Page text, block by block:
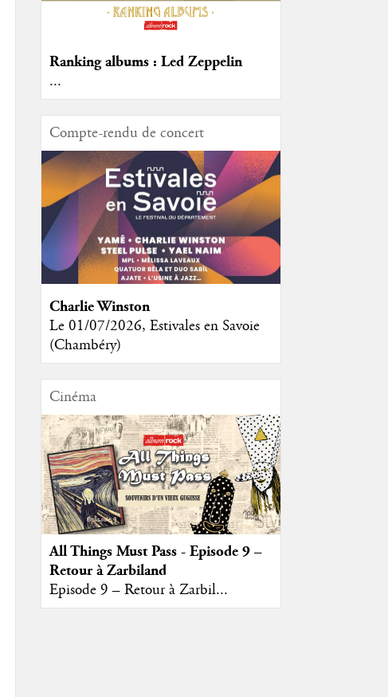
Ranking albums : Led Zeppelin
...
Compte-rendu de concert
Charlie Winston
Le 01/07/2026, Estivales en Savoie
(Chambéry)
Cinéma
All Things Must Pass - Episode 9 –
Retour à Zarbiland
Episode 9 – Retour à Zarbil...